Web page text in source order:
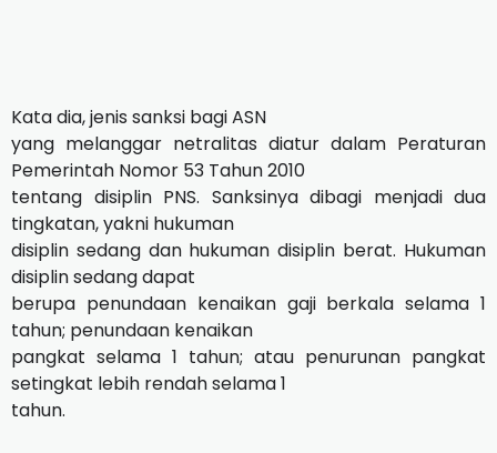
Kata dia, jenis sanksi bagi ASN
yang melanggar netralitas diatur dalam Peraturan
Pemerintah Nomor 53 Tahun 2010
tentang disiplin PNS. Sanksinya dibagi menjadi dua
tingkatan, yakni hukuman
disiplin sedang dan hukuman disiplin berat. Hukuman
disiplin sedang dapat
berupa penundaan kenaikan gaji berkala selama 1
tahun; penundaan kenaikan
pangkat selama 1 tahun; atau penurunan pangkat
setingkat lebih rendah selama 1
tahun.